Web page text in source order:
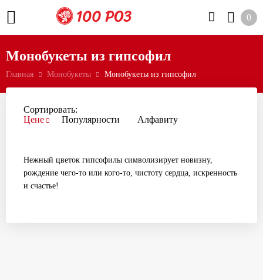
0
Монобукеты из гипсофил
Главная Монобукеты Монобукеты из гипсофил
Сортировать:
Цене
Популярности Алфавиту
Нежный цветок гипсофилы символизирует новизну,
рождение чего-то или кого-то, чистоту сердца, искренность
и счастье!